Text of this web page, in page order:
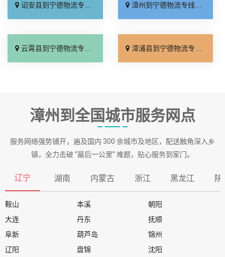
诏安县到宁德物流专线_全境到达「全境派送」 漳州到宁德物流专线_全境派送「资质齐全」
云霄县到宁德物流专线_上门取件「全境配送」 漳浦县到宁德物流专线_高效运输「服务周到」
漳州到全国城市服务网点
服务网络强势铺开，遍及国内 300 余城市及地区，配送触角深入乡
镇，全力击破 “最后一公里” 难题，贴心服务到家门。
辽宁 湖南 内蒙古 浙江 黑龙江 陕
鞍山 本溪
朝阳
大连
丹东
抚顺
阜新
葫芦岛
锦州
辽阳
盘锦
沈阳